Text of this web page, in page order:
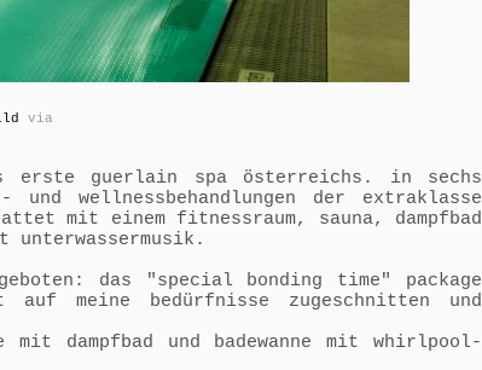
via
erste guerlain spa österreichs. in sechs
und wellnessbehandlungen der extraklasse
mit einem fitnessraum, sauna, dampfbad
unterwassermusik.
das "special bonding time" package
meine bedürfnisse zugeschnitten und
dampfbad und badewanne mit whirlpool-